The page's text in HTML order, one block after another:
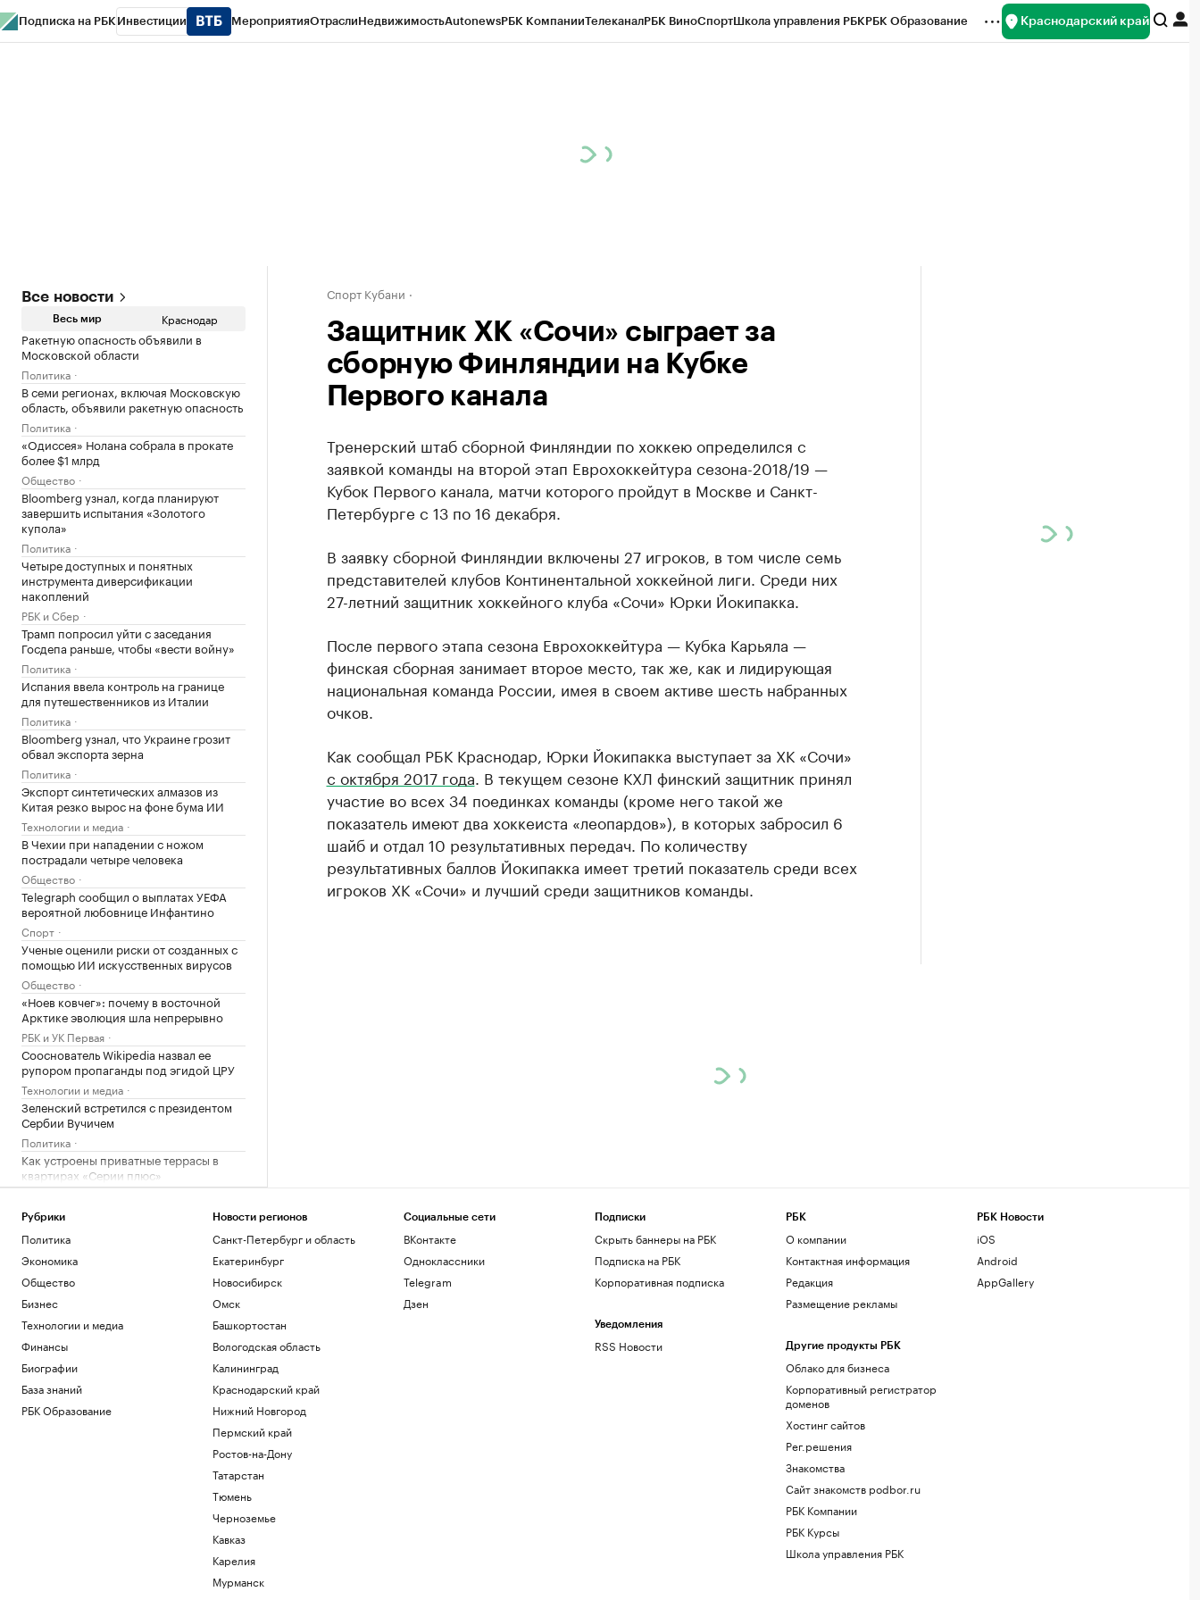
Подписка на РБК Инвестиции МероприятияОтраслиНедвижимостьAutonewsРБК КомпанииТелеканалРБК ВиноСпортШкола управления РБКРБК Образование Краснодарский край
Все новости
Весь мир Краснодар
Ракетную опасность объявили в
Московской области
Политика
В семи регионах, включая Московскую
область, объявили ракетную опасность
Политика
«Одиссея» Нолана собрала в прокате
более $1 млрд
Общество
Bloomberg узнал, когда планируют
завершить испытания «Золотого
купола»
Политика
Четыре доступных и понятных
инструмента диверсификации
накоплений
РБК и Сбер
Трамп попросил уйти с заседания
Госдепа раньше, чтобы «вести войну»
Политика
Испания ввела контроль на границе
для путешественников из Италии
Политика
Bloomberg узнал, что Украине грозит
обвал экспорта зерна
Политика
Экспорт синтетических алмазов из
Китая резко вырос на фоне бума ИИ
Технологии и медиа
В Чехии при нападении с ножом
пострадали четыре человека
Общество
Telegraph сообщил о выплатах УЕФА
вероятной любовнице Инфантино
Спорт
Ученые оценили риски от созданных с
помощью ИИ искусственных вирусов
Общество
«Ноев ковчег»: почему в восточной
Арктике эволюция шла непрерывно
РБК и УК Первая
Сооснователь Wikipedia назвал ее
рупором пропаганды под эгидой ЦРУ
Технологии и медиа
Зеленский встретился с президентом
Сербии Вучичем
Политика
Как устроены приватные террасы в
квартирах «Серии плюс»
Экс-президент Финляндии усомнился в
сценарии нападения России на НАТО
Политика
Глава «Эксмо» назвал книгу, которая
поможет стать «лучшей версией себя»
Мадьяр ответил на вопрос, останется
ли «Росатом» подрядчиком на
«Пакш-2»
Политика
помог выявить криптомошенников в
Спорт Кубани
Защитник ХК «Сочи» сыграет за
сборную Финляндии на Кубке
Первого канала
Тренерский штаб сборной Финляндии по хоккею определился с
заявкой команды на второй этап Еврохоккейтура сезона-2018/19 —
Кубок Первого канала, матчи которого пройдут в Москве и Санкт-
Петербурге с 13 по 16 декабря.
В заявку сборной Финляндии включены 27 игроков, в том числе семь
представителей клубов Континентальной хоккейной лиги. Среди них
27-летний защитник хоккейного клуба «Сочи» Юрки Йокипакка.
После первого этапа сезона Еврохоккейтура — Кубка Карьяла —
финская сборная занимает второе место, так же, как и лидирующая
национальная команда России, имея в своем активе шесть набранных
очков.
Как сообщал РБК Краснодар, Юрки Йокипакка выступает за ХК «Сочи»
с октября 2017 года . В текущем сезоне КХЛ финский защитник принял
участие во всех 34 поединках команды (кроме него такой же
показатель имеют два хоккеиста «леопардов»), в которых забросил 6
шайб и отдал 10 результативных передач. По количеству
результативных баллов Йокипакка имеет третий показатель среди всех
игроков ХК «Сочи» и лучший среди защитников команды.
Рубрики
Политика
Экономика
Общество
Бизнес
Технологии и медиа
Финансы
Биографии
База знаний
РБК Образование
Новости регионов
Санкт-Петербург и область
Екатеринбург
Новосибирск
Омск
Башкортостан
Вологодская область
Калининград
Краснодарский край
Нижний Новгород
Пермский край
Ростов-на-Дону
Татарстан
Тюмень
Черноземье
Кавказ
Карелия
Мурманск
Социальные сети
ВКонтакте
Одноклассники
Telegram
Дзен
Подписки
Скрыть баннеры на РБК
Подписка на РБК
Корпоративная подписка
Уведомления
RSS Новости
РБК
О компании
Контактная информация
Редакция
Размещение рекламы
Другие продукты РБК
Облако для бизнеса
Корпоративный регистратор
доменов
Хостинг сайтов
Рег.решения
Знакомства
Сайт знакомств podbor.ru
РБК Компании
РБК Курсы
Школа управления РБК
РБК Новости
iOS
Android
AppGallery